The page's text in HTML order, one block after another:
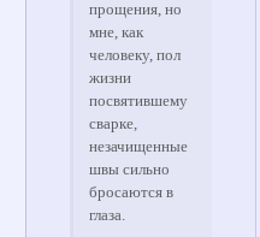
прощения, но
мне, как
человеку, пол
жизни
посвятившему
сварке,
незачищенные
швы сильно
бросаются в
глаза.